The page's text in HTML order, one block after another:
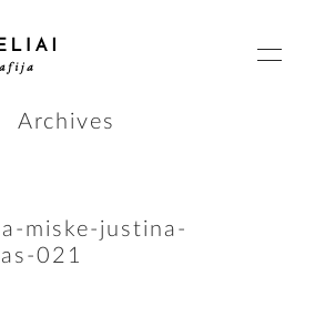
Archives
miske-justina-
021